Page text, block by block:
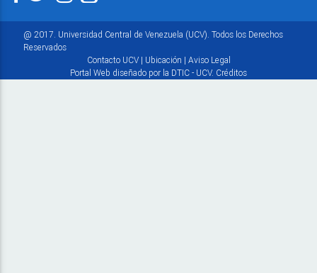
@ 2017. Universidad Central de Venezuela (UCV). Todos los Derechos
Reservados
Contacto UCV| Ubicación | Aviso Legal
Portal Web diseñado por la DTIC - UCV. Créditos